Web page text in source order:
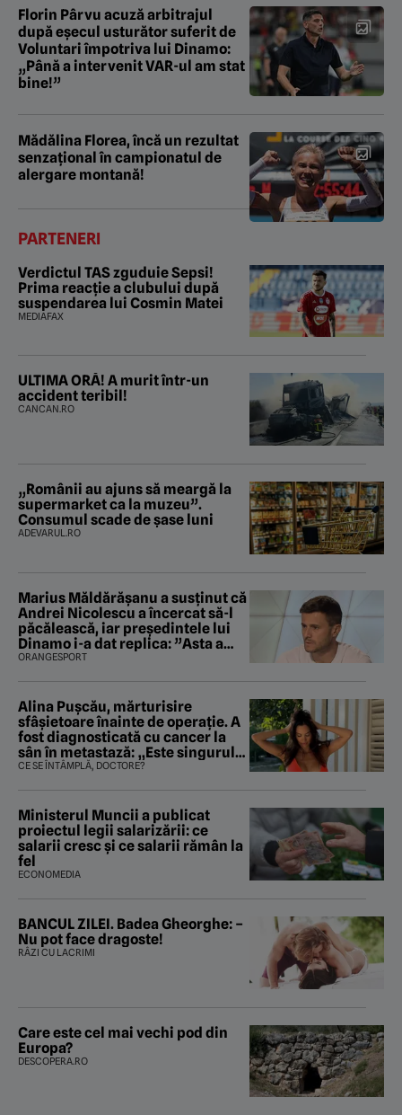
Florin Pârvu acuză arbitrajul
după eșecul usturător suferit de
Voluntari împotriva lui Dinamo:
„Până a intervenit VAR-ul am stat
bine!”
Mădălina Florea, încă un rezultat
senzațional în campionatul de
alergare montană!
PARTENERI
Verdictul TAS zguduie Sepsi!
Prima reacție a clubului după
suspendarea lui Cosmin Matei
MEDIAFAX
ULTIMA ORĂ! A murit într-un
accident teribil!
CANCAN.RO
„Românii au ajuns să meargă la
supermarket ca la muzeu”.
Consumul scade de șase luni
ADEVARUL.RO
Marius Măldărăşanu a susţinut că
Andrei Nicolescu a încercat să-l
păcălească, iar preşedintele lui
Dinamo i-a dat replica: ”Asta a
fost istoria”
ORANGESPORT
Alina Pușcău, mărturisire
sfâșietoare înainte de operație. A
fost diagnosticată cu cancer la
sân în metastază: „Este singurul
tratament care o să mă ajute să
CE SE ÎNTÂMPLĂ, DOCTORE?
Ministerul Muncii a publicat
proiectul legii salarizării: ce
salarii cresc și ce salarii rămân la
fel
ECONOMEDIA
BANCUL ZILEI. Badea Gheorghe: –
Nu pot face dragoste!
RÂZI CU LACRIMI
Care este cel mai vechi pod din
Europa?
DESCOPERA.RO